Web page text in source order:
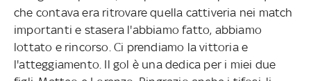
che contava era ritrovare quella cattiveria nei match
importanti e stasera l'abbiamo fatto, abbiamo
lottato e rincorso. Ci prendiamo la vittoria e
l'atteggiamento. Il gol è una dedica per i miei due